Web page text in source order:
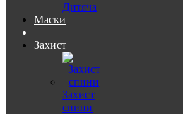
Дитяча
Маски
Захист
Захист
спини